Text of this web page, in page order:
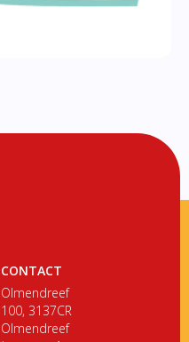
CONTACT
Olmendreef
100, 3137CR
Olmendreef